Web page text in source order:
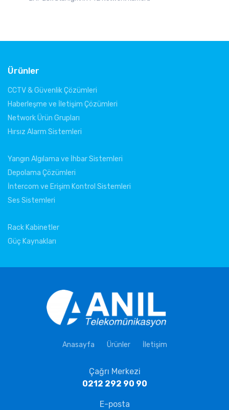
Ürünler
CCTV & Güvenlik Çözümleri
Haberleşme ve İletişim Çözümleri
Network Ürün Grupları
Hırsız Alarm Sistemleri
Yangın Algılama ve İhbar Sistemleri
Depolama Çözümleri
İntercom ve Erişim Kontrol Sistemleri
Ses Sistemleri
Rack Kabinetler
Güç Kaynakları
Anasayfa Ürünler İletişim
Çağrı Merkezi
0212 292 90 90
E-posta